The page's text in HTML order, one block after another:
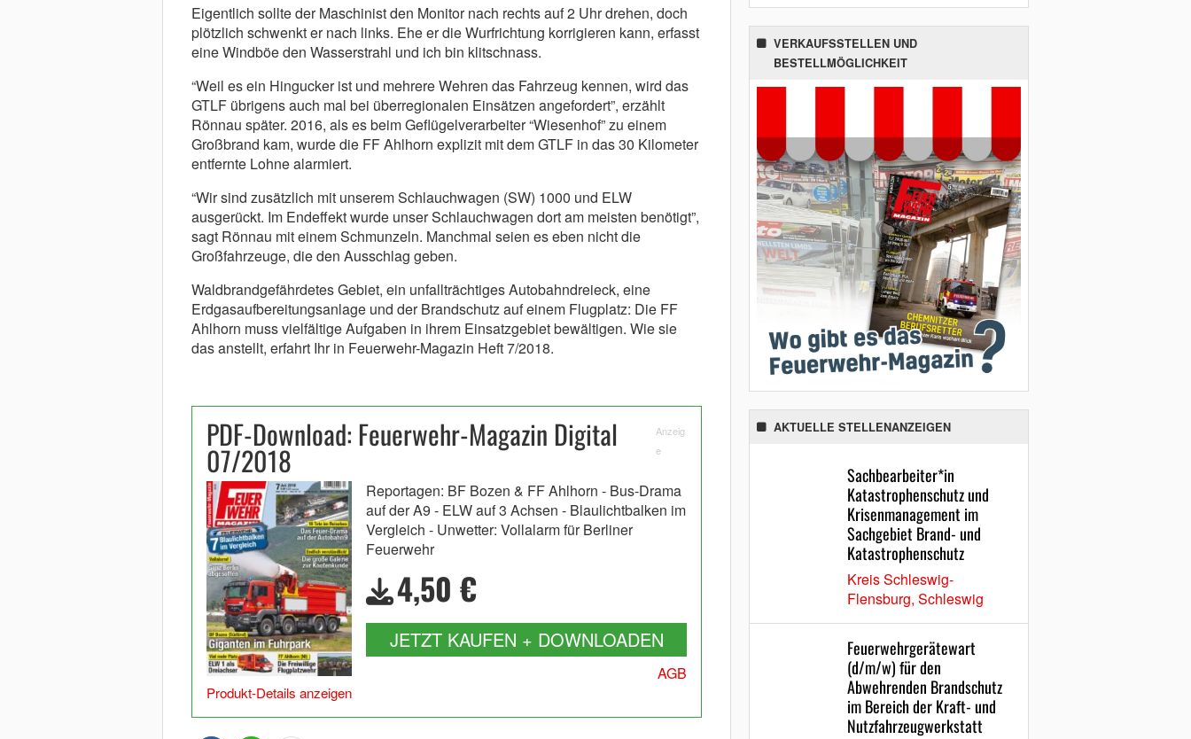
Eigentlich sollte der Maschinist den Monitor nach rechts auf 2 Uhr drehen, doch
plötzlich schwenkt er nach links. Ehe er die Wurfrichtung korrigieren kann, erfasst
eine Windböe den Wasserstrahl und ich bin klitschnass.
“Weil es ein Hingucker ist und mehrere Wehren das Fahrzeug kennen, wird das
GTLF übrigens auch mal bei überregionalen Einsätzen angefordert”, erzählt
Rönnau später. 2016, als es beim Geflügelverarbeiter “Wiesenhof” zu einem
Großbrand kam, wurde die FF Ahlhorn explizit mit dem GTLF in das 30 Kilometer
entfernte Lohne alarmiert.
“Wir sind zusätzlich mit unserem Schlauchwagen (SW) 1000 und ELW
ausgerückt. Im Endeffekt wurde unser Schlauchwagen dort am meisten benötigt”,
sagt Rönnau mit einem Schmunzeln. Manchmal seien es eben nicht die
Großfahrzeuge, die den Ausschlag geben.
Waldbrandgefährdetes Gebiet, ein unfallträchtiges Autobahndreieck, eine
Erdgasaufbereitungsanlage und der Brandschutz auf einem Flugplatz: Die FF
Ahlhorn muss vielfältige Aufgaben in ihrem Einsatzgebiet bewältigen. Wie sie
das anstellt, erfahrt Ihr in Feuerwehr-Magazin Heft 7/2018.
PDF-Download: Feuerwehr-Magazin Digital
07/2018
Anzeig
e
Produkt-Details anzeigen
Reportagen: BF Bozen & FF Ahlhorn - Bus-Drama
auf der A9 - ELW auf 3 Achsen - Blaulichtbalken im
Vergleich - Unwetter: Vollalarm für Berliner
Feuerwehr
4,50 €
JETZT KAUFEN + DOWNLOADEN
AGB
VERKAUFSSTELLEN UND
BESTELLMÖGLICHKEIT
AKTUELLE STELLENANZEIGEN
Sachbearbeiter*in
Katastrophenschutz und
Krisenmanagement im
Sachgebiet Brand- und
Katastrophenschutz
Kreis Schleswig-
Flensburg, Schleswig
Feuerwehrgerätewart
(d/m/w) für den
Abwehrenden Brandschutz
im Bereich der Kraft- und
Nutzfahrzeugwerkstatt